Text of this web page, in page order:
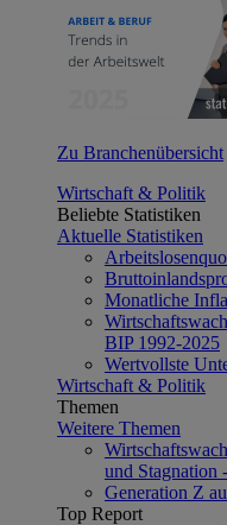
Zu Branchenübersicht
Wirtschaft & Politik
Beliebte Statistiken
Aktuelle Statistiken
Monatliche
BIP 1992-2025
Wertvollste
Wirtschaft & Politik
Themen
Weitere Themen
und Stagnation
Generation Z
Top Report